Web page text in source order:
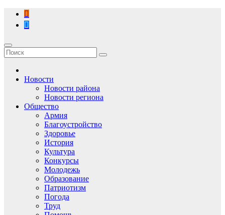
Перейти
содержимому
Новости
Новости района
Новости региона
Общество
Армия
Благоустройство
Здоровье
История
Культура
Конкурсы
Молодежь
Образование
Патриотизм
Погода
Труд